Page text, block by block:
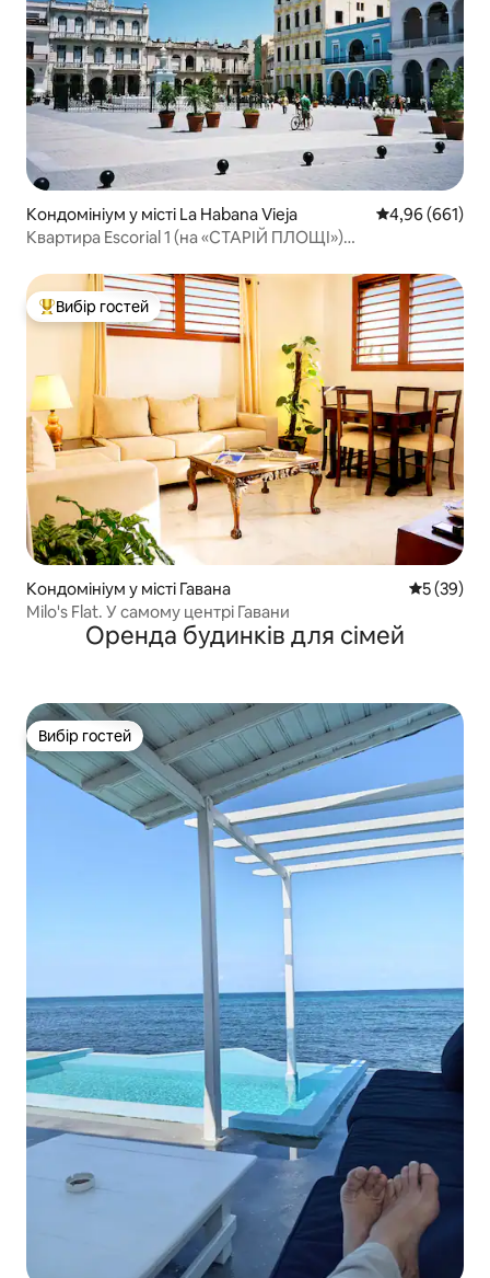
Кондомініум у місті La Habana Vieja Середня
4,96 (661)
Квартира Escorial 1 (на «СТАРІЙ ПЛОЩІ»)
Топ вибір гостей
Вибір гостей
Кондомініум у місті Гавана Середня
5 (39)
Milo's Flat. У самому центрі Гавани
Оренда будинків для сімей
Вибір гостей
Вибір гостей